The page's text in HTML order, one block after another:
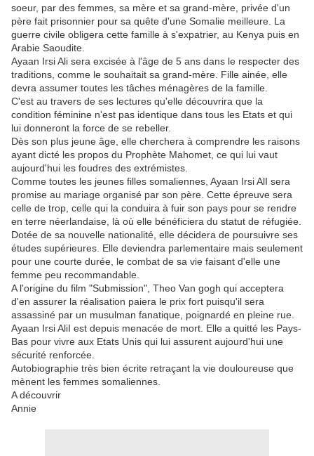
soeur, par des femmes, sa mère et sa grand-mère, privée d'un
père fait prisonnier pour sa quête d'une Somalie meilleure. La
guerre civile obligera cette famille à s'expatrier, au Kenya puis en
Arabie Saoudite.
Ayaan Irsi Ali sera excisée à l'âge de 5 ans dans le respecter des
traditions, comme le souhaitait sa grand-mère. Fille ainée, elle
devra assumer toutes les tâches ménagères de la famille.
C'est au travers de ses lectures qu'elle découvrira que la
condition féminine n'est pas identique dans tous les Etats et qui
lui donneront la force de se rebeller.
Dès son plus jeune âge, elle cherchera à comprendre les raisons
ayant dicté les propos du Prophète Mahomet, ce qui lui vaut
aujourd'hui les foudres des extrémistes.
Comme toutes les jeunes filles somaliennes, Ayaan Irsi AlI sera
promise au mariage organisé par son père. Cette épreuve sera
celle de trop, celle qui la conduira à fuir son pays pour se rendre
en terre néerlandaise, là où elle bénéficiera du statut de réfugiée.
Dotée de sa nouvelle nationalité, elle décidera de poursuivre ses
études supérieures. Elle deviendra parlementaire mais seulement
pour une courte durée, le combat de sa vie faisant d'elle une
femme peu recommandable.
A l'origine du film "Submission", Theo Van gogh qui acceptera
d'en assurer la réalisation paiera le prix fort puisqu'il sera
assassiné par un musulman fanatique, poignardé en pleine rue.
Ayaan Irsi AliI est depuis menacée de mort. Elle a quitté les Pays-
Bas pour vivre aux Etats Unis qui lui assurent aujourd'hui une
sécurité renforcée.
Autobiographie très bien écrite retraçant la vie douloureuse que
mènent les femmes somaliennes.
A découvrir
Annie